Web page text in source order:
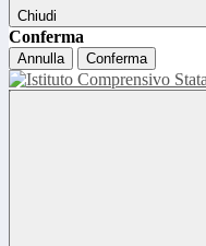
Chiudi
Conferma
Annulla Conferma